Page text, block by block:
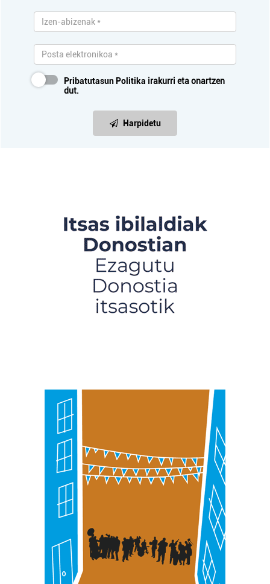
Pribatutasun Politika irakurri eta onartzen
dut.
Harpidetu